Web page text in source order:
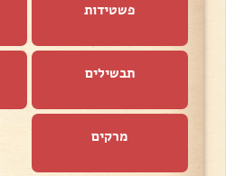
פשטידות
תבשילים
מרקים